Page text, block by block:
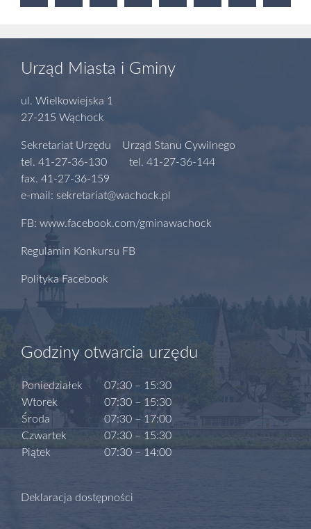
Urząd Miasta i Gminy
ul. Wielkowiejska 1
27-215 Wąchock
Sekretariat Urzędu Urząd Stanu Cywilnego
tel. 41-27-36-130 tel. 41-27-36-144
fax. 41-27-36-159
e-mail: sekretariat@wachock.pl
FB: www.facebook.com/gminawachock
Regulamin Konkursu FB
Polityka Facebook
Godziny otwarcia urzędu
Poniedziałek
Wtorek
Środa
Czwartek
Piątek
07:30 – 15:30
07:30 – 15:30
07:30 – 17:00
07:30 – 15:30
07:30 – 14:00
Deklaracja dostępności